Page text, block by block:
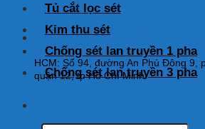
HOTLINE: 0925 038 097
HCM: Số 94, đường An Phú Đông 9,
quận 12, tp Hồ Chí Minh
Tủ cắt lọc sét
Kim thu sét
Chống sét lan truyền 1 pha
Chống sét lan truyền 3 pha